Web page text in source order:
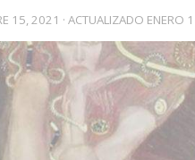
15, 2021 · ACTUALIZADO ENERO